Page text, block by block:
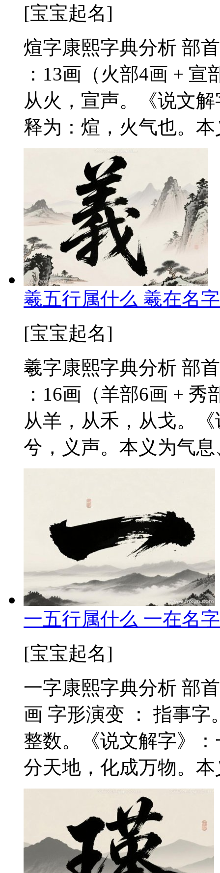
[宝宝起名]
煊字康熙字典分析 部
：13画（火部4画 +
从火，宣声。《说文
释为：煊，火气也。
羲五行属什么 羲在名
[宝宝起名]
羲字康熙字典分析 部
：16画（羊部6画 +
从羊，从禾，从戈。
兮，义声。本义为气
一五行属什么 一在名
[宝宝起名]
一字康熙字典分析 部
画 字形演变 ： 指事
整数。《说文解字》
分天地，化成万物。